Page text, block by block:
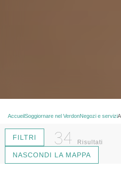
AccueilSoggiornare nel VerdonNegozi e servizi
FILTRI 34 Risultati
NASCONDI LA MAPPA